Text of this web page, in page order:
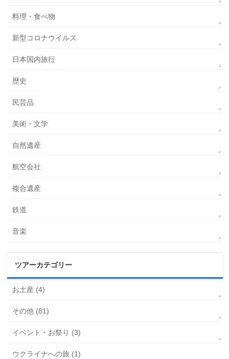
料理・食べ物
新型コロナウイルス
日本国内旅行
歴史
民芸品
美術・文学
自然遺産
航空会社
複合遺産
鉄道
音楽
ツアーカテゴリー
お土産 (4)
その他 (81)
イベント・お祭り (3)
ウクライナへの旅 (1)